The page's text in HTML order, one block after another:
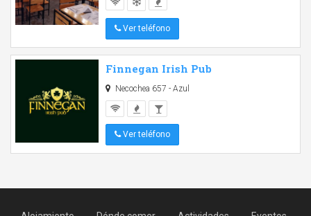
Ver teléfono
Finnegan Irish Pub
Necochea 657 - Azul
Ver teléfono